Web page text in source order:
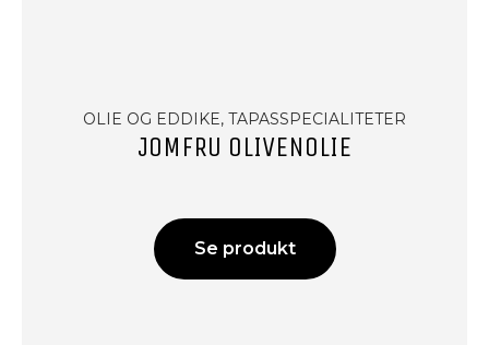
OLIE OG EDDIKE, TAPASSPECIALITETER
JOMFRU OLIVENOLIE
Se produkt